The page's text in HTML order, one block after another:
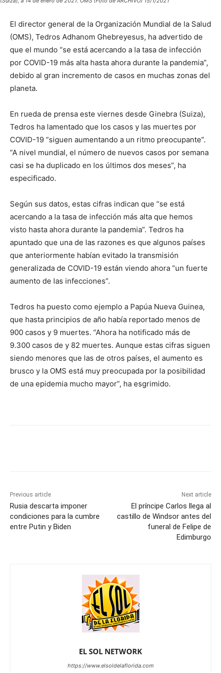
El director general de la Organización Mundial de la Salud
(OMS), Tedros Adhanom Ghebreyesus, ha advertido de
que el mundo “se está acercando a la tasa de infección
por COVID-19 más alta hasta ahora durante la pandemia”,
debido al gran incremento de casos en muchas zonas del
planeta.
En rueda de prensa este viernes desde Ginebra (Suiza),
Tedros ha lamentado que los casos y las muertes por
COVID-19 “siguen aumentando a un ritmo preocupante”.
“A nivel mundial, el número de nuevos casos por semana
casi se ha duplicado en los últimos dos meses”, ha
especificado.
Según sus datos, estas cifras indican que “se está
acercando a la tasa de infección más alta que hemos
visto hasta ahora durante la pandemia”. Tedros ha
apuntado que una de las razones es que algunos países
que anteriormente habían evitado la transmisión
generalizada de COVID-19 están viendo ahora “un fuerte
aumento de las infecciones”.
Tedros ha puesto como ejemplo a Papúa Nueva Guinea,
que hasta principios de año había reportado menos de
900 casos y 9 muertes. “Ahora ha notificado más de
9.300 casos de y 82 muertes. Aunque estas cifras siguen
siendo menores que las de otros países, el aumento es
brusco y la OMS está muy preocupada por la posibilidad
de una epidemia mucho mayor”, ha esgrimido.
Previous article
Rusia descarta imponer
condiciones para la cumbre
entre Putin y Biden
Next article
El príncipe Carlos llega al
castillo de Windsor antes del
funeral de Felipe de
Edimburgo
EL SOL NETWORK
https://www.elsoldelaflorida.com